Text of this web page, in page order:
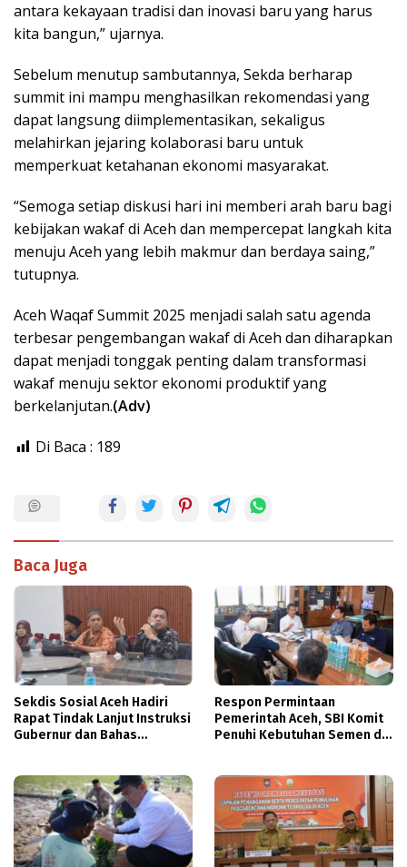
antara kekayaan tradisi dan inovasi baru yang harus
kita bangun,” ujarnya.
Sebelum menutup sambutannya, Sekda berharap
summit ini mampu menghasilkan rekomendasi yang
dapat langsung diimplementasikan, sekaligus
melahirkan jejaring kolaborasi baru untuk
memperkuat ketahanan ekonomi masyarakat.
“Semoga setiap diskusi hari ini memberi arah baru bagi
kebijakan wakaf di Aceh dan mempercepat langkah kita
menuju Aceh yang lebih makmur dan berdaya saing,”
tutupnya.
Aceh Waqaf Summit 2025 menjadi salah satu agenda
terbesar pengembangan wakaf di Aceh dan diharapkan
dapat menjadi tonggak penting dalam transformasi
wakaf menuju sektor ekonomi produktif yang
berkelanjutan.(Adv)
Di Baca : 189
Baca Juga
Sekdis Sosial Aceh Hadiri
Rapat Tindak Lanjut Instruksi
Gubernur dan Bahas
Respon Permintaan
Pemerintah Aceh, SBI Komit
Penuhi Kebutuhan Semen di